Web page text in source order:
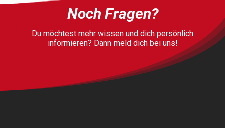
Noch Fragen?
Du möchtest mehr wissen und dich persönlich
informieren? Dann meld dich bei uns!